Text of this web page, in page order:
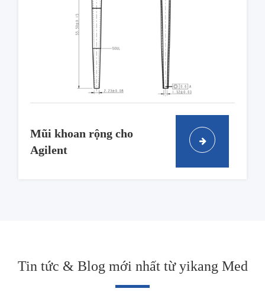
Mũi khoan rộng cho
Agilent
Tin tức & Blog mới nhất từ yikang Med